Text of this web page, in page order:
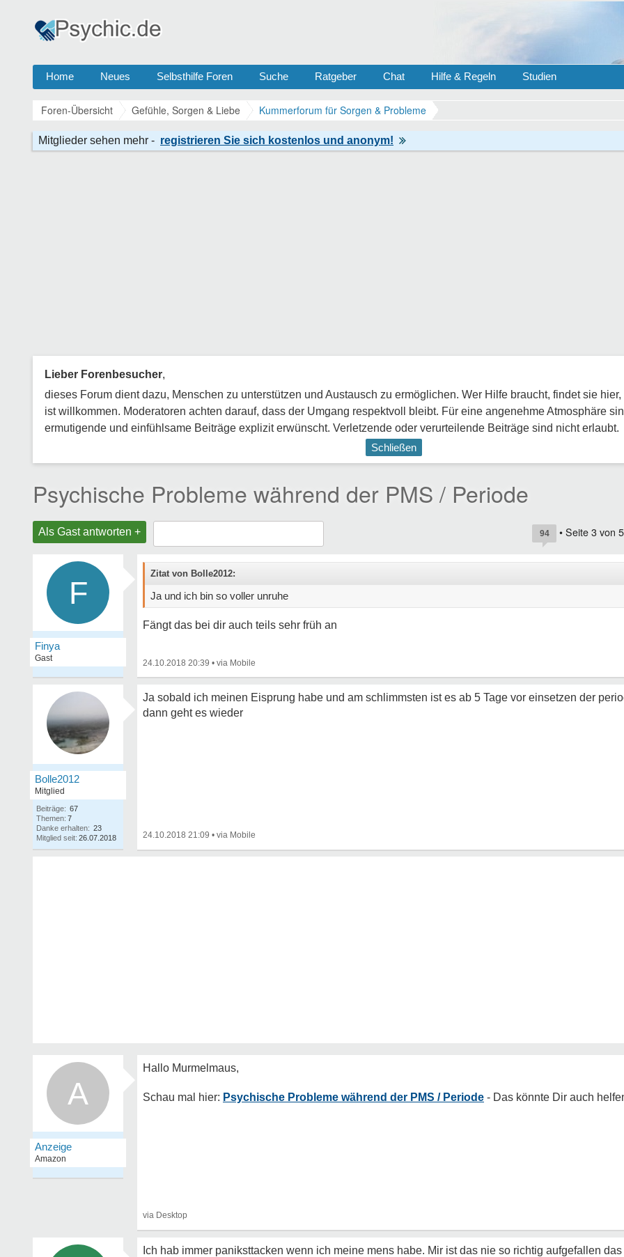
Home Neues Selbsthilfe Foren Suche Ratgeber Chat Hilfe & Regeln Studien
Foren-Übersicht Gefühle, Sorgen & Liebe Kummerforum für Sorgen & Probleme
Lieber Forenbesucher,
dieses Forum dient dazu, Menschen zu unterstützen und Austausch zu ermöglichen. Wer Hilfe braucht, findet sie
ist willkommen. Moderatoren achten darauf, dass der Umgang respektvoll bleibt. Für eine angenehme Atmosphäre
ermutigende und einfühlsame Beiträge explizit erwünscht. Verletzende oder verurteilende Beiträge sind nicht erlaubt.
Schließen
Psychische Probleme während der PMS / Periode
Als Gast antworten + 94 • Seite 3 von 5
F
Finya
Gast
Zitat von Bolle2012:
Ja und ich bin so voller unruhe
Fängt das bei dir auch teils sehr früh an
24.10.2018 20:39 •
Bolle2012
Mitglied
Beiträge: 67
Themen: 7
Danke erhalten: 23
Mitglied seit: 26.07.2018
Ja sobald ich meinen Eisprung habe und am schlimmsten ist es ab 5 Tage vor einsetzen der
dann geht es wieder
24.10.2018 21:09 •
A Psychische Probleme während der PMS / Periode
Ich hab immer paniksttacken wenn ich meine mens habe. Mir ist das nie so richtig aufgefallen